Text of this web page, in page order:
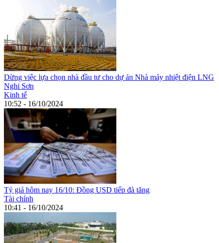
Dừng việc lựa chọn nhà đầu tư cho dự án Nhà máy nhiệt điện LNG
Nghi Sơn
Kinh tế
10:52 - 16/10/2024
Tỷ giá hôm nay 16/10: Đồng USD tiếp đà tăng
Tài chính
10:41 - 16/10/2024